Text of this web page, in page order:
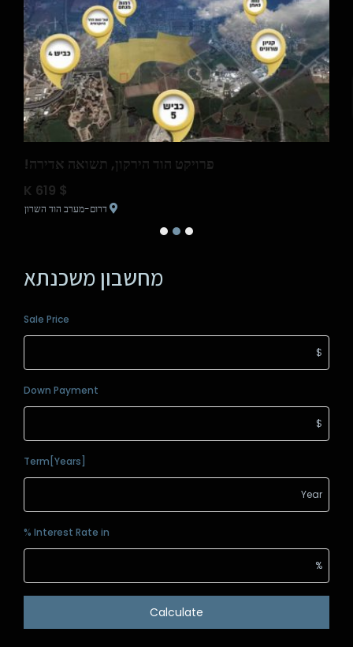
פרויקט הוד הירקון, תשואה אדירה!
$ K 619
דרום-מערב הוד השרון
מחשבון משכנתא
Sale Price
Down Payment
Term[Years]
Interest Rate in %
Calculate